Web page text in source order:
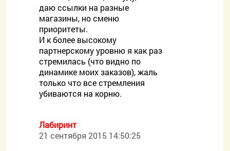
даю ссылки на разные
магазины, но сменю
приоритеты.
И к более высокому
партнерскому уровню я как раз
стремилась (что видно по
динамике моих заказов), жаль
только что все стремления
убиваются на корню.
Лабиринт
21 сентября 2015 14:50:25